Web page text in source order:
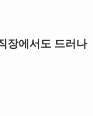
장에서도 드러나